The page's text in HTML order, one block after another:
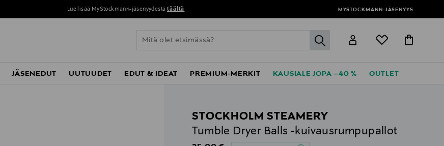
Lue lisää MyStockmann-jäsenyydestä täältä MYSTOCKMANN-JÄSENYYS
label.header.go
JÄSENEDUT UUTUUDET EDUT & IDEAT PREMIUM-MERKIT KAUSIALE JOPA –40 % OUTLET
STOCKHOLM STEAMERY
Tumble Dryer Balls -kuivausrumpupallot